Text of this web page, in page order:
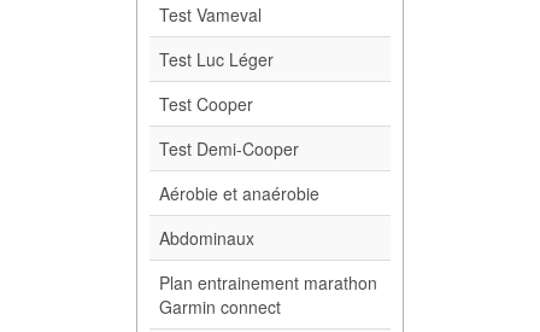
Test Vameval
Test Luc Léger
Test Cooper
Test Demi-Cooper
Aérobie et anaérobie
Abdominaux
Plan entrainement marathon
Garmin connect